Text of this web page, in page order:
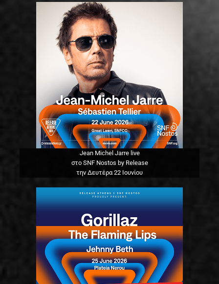
Jean Michel Jarre live
στο SNF Nostos by Release
την Δευτέρα 22 Ιουνίου